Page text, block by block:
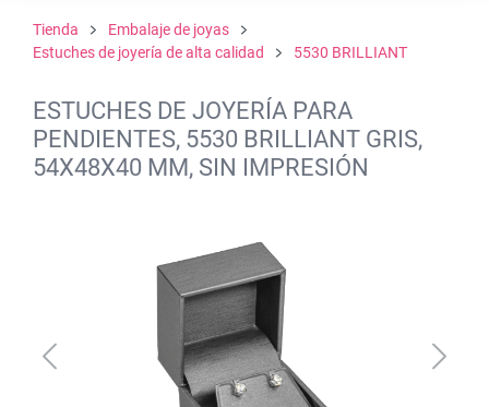
Tienda
Embalaje de joyas
Estuches de joyería de alta calidad
5530 BRILLIANT
ESTUCHES DE JOYERÍA PARA
PENDIENTES, 5530 BRILLIANT GRIS,
54X48X40 MM, SIN IMPRESIÓN